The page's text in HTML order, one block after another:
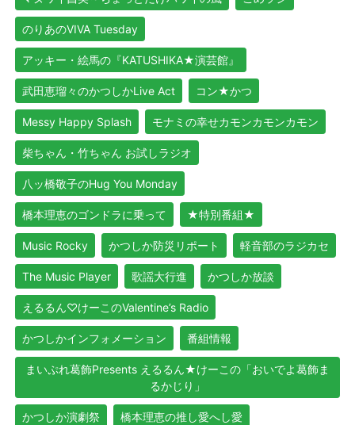
のりあのVIVA Tuesday
アッキー・絵馬の『KATUSHIKA★演芸館』
武田恵瑠々のかつしかLive Act コン★かつ
Messy Happy Splash モナミの幸せカモンカモンカモン
柴ちゃん・竹ちゃん お試しラジオ
八ッ橋敬子のHug You Monday
橋本理恵のゴンドラに乗って ★特別番組★
Music Rocky かつしか防災リポート 軽音部のラジカセ
The Music Player 歌謡大行進 かつしか放談
えるるん♡けーこのValentine’s Radio
かつしかインフォメーション 番組情報
まいぷれ葛飾Presents えるるん★けーこの「おいでよ葛飾ま
るかじり」
かつしか演劇祭 橋本理恵の推し愛へし愛